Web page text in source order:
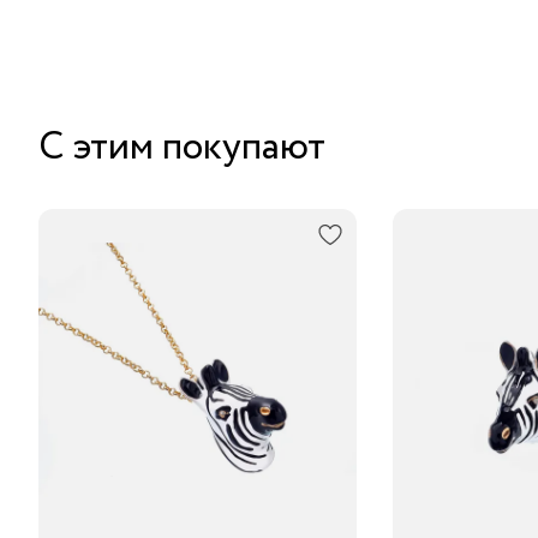
С этим покупают